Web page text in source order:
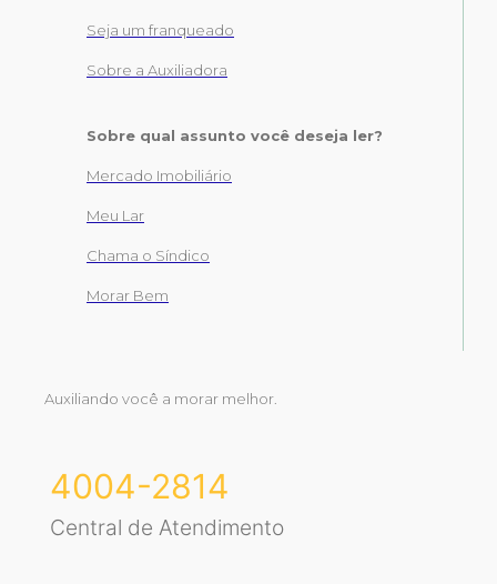
Seja um franqueado
Sobre a Auxiliadora
Sobre qual assunto você deseja ler?
Mercado Imobiliário
Meu Lar
Chama o Síndico
Morar Bem
Auxiliando você a morar melhor.
4004-2814
Central de Atendimento